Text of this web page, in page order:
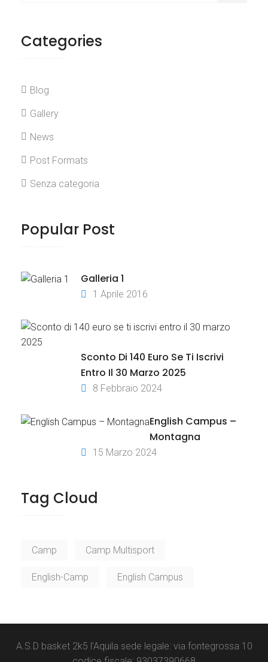
Categories
Blog
Gallery
News
Post Formats
Senza categoria
Popular Post
Galleria 1
1 Aprile 2016
Sconto Di 140 Euro Se Ti Iscrivi
Entro Il 30 Marzo 2025
8 Febbraio 2024
English Campus –
Montagna
15 Marzo 2024
Tag Cloud
Camp Camp Multisport
English-Camp English Campus
A.S.D basket 2k5 l’Aquila sede legale: via fontegrossa 10